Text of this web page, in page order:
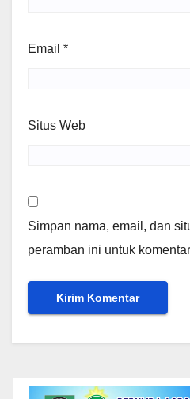
Email *
Situs Web
Simpan nama, email, dan
peramban ini untuk